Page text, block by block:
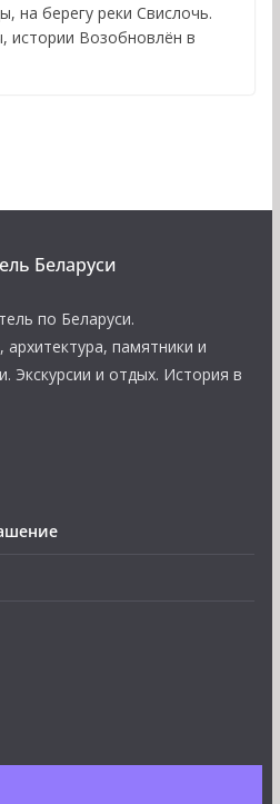
на берегу реки Свислочь.
истории Возобновлён в
Беларуси
по Беларуси.
памятники и
Экскурсии и отдых. История в